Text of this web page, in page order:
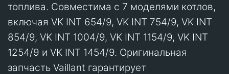
топлива. Совместима с 7 моделями котлов,
включая VK INT 654/9, VK INT 754/9, VK INT
854/9, VK INT 1004/9, VK INT 1154/9, VK INT
1254/9 и VK INT 1454/9. Оригинальная
запчасть Vaillant гарантирует